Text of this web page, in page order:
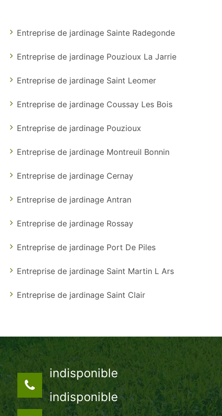
Entreprise de jardinage Sainte Radegonde
Entreprise de jardinage Pouzioux La Jarrie
Entreprise de jardinage Saint Leomer
Entreprise de jardinage Coussay Les Bois
Entreprise de jardinage Pouzioux
Entreprise de jardinage Montreuil Bonnin
Entreprise de jardinage Cernay
Entreprise de jardinage Antran
Entreprise de jardinage Rossay
Entreprise de jardinage Port De Piles
Entreprise de jardinage Saint Martin L Ars
Entreprise de jardinage Saint Clair
indisponible
indisponible